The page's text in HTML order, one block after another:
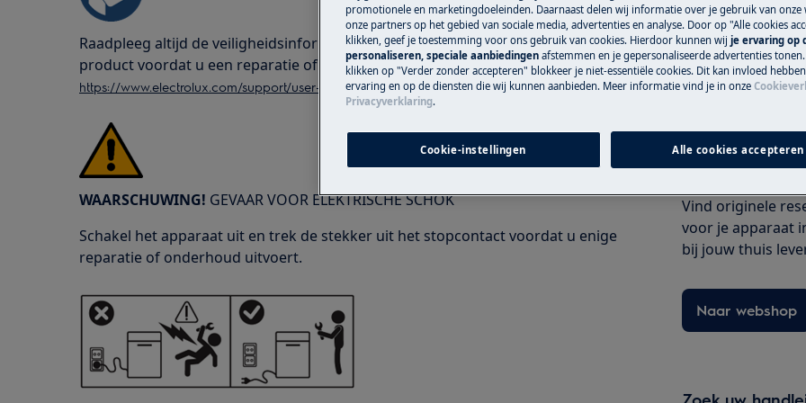
Raadpleeg altijd de veiligheidsinformatie in de gebruikershandleiding van uw
product voordat u een reparatie of onderhoud uitvoert.
https://www.electrolux.com/support/user-manuals/
WAARSCHUWING! GEVAAR VOOR ELEKTRISCHE SCHOK
Schakel het apparaat uit en trek de stekker uit het stopcontact voordat u enige
reparatie of onderhoud uitvoert.
originele
Serviceafspraak
Onderdelen en
Vind originele
voor je apparaat
bij jouw thuis
Naar webshop
promotionele en marketingdoeleinden. Daarnaast delen wij informatie over je gebruik van onze
onze partners op het gebied van sociale media, advertenties en analyse. Door op "Alle cookies
klikken, geef je toestemming voor ons gebruik van cookies. Hierdoor kunnen wij je ervaring op
personaliseren, speciale aanbiedingen afstemmen en je gepersonaliseerde advertenties
klikken op "Verder zonder accepteren" blokkeer je niet-essentiële cookies. Dit kan invloed
ervaring en op de diensten die wij kunnen aanbieden. Meer informatie vind je in onze
Privacyverklaring.
Cookie-instellingen Alle cookies accepteren